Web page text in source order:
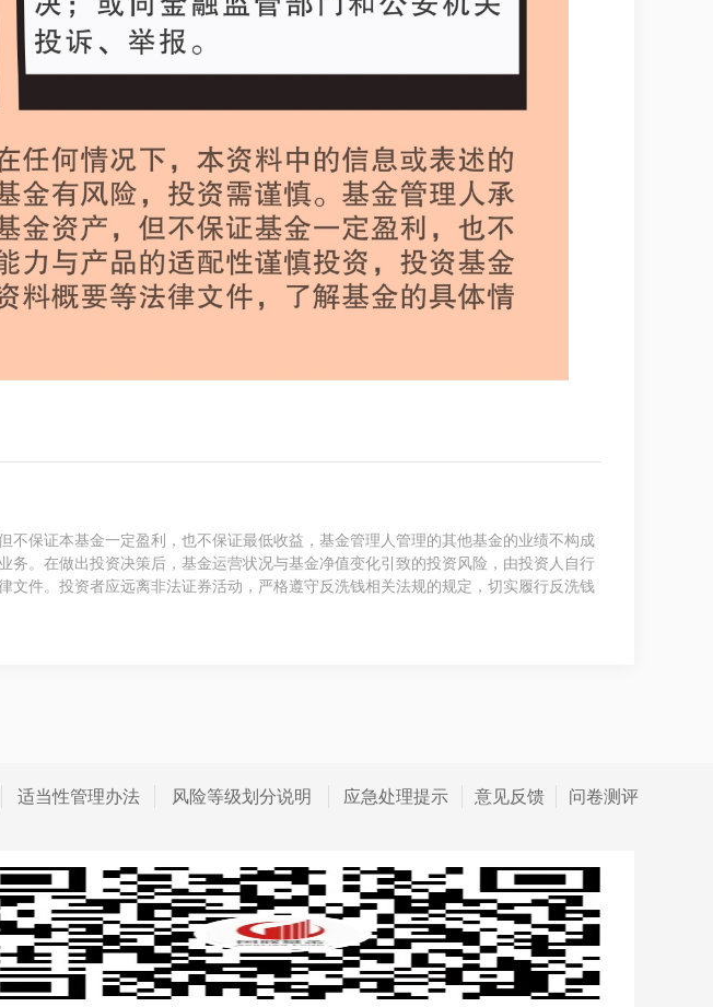
保证本基金一定盈利，也不保证最低收益，基金管理人管理的其他基金的业绩不构成
。在做出投资决策后，基金运营状况与基金净值变化引致的投资风险，由投资人自行
件。投资者应远离非法证券活动，严格遵守反洗钱相关法规的规定，切实履行反洗钱
适当性管理办法 风险等级划分说明 应急处理提示 意见反馈 问卷测评